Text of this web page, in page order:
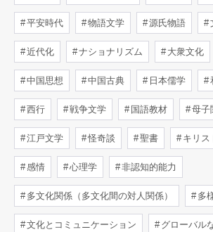
平安時代 物語文学 源氏物語
近代化 ナショナリズム 大衆文化
中国思想 中国古典 日本儒学
西行 戦争文学 国語教材 母子
江戸文学 怪奇談 聖書 キリス
感情 心理学 非認知的能力
多文化関係（多文化間の対人関係） 多
文化とコミュニケーション グローバル